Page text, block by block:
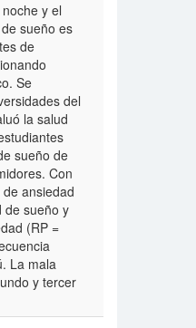
y el
sueño es
de
Se
del
la salud
sueño de
Con
ansiedad
de sueño y
(RP =
La mala
y tercer